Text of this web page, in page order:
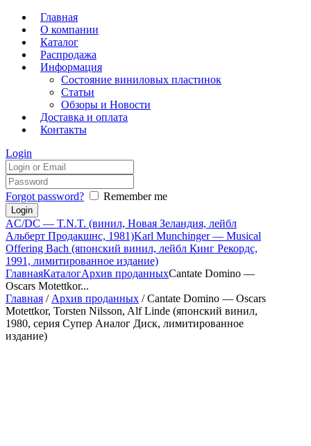
Главная
О компании
Каталог
Распродажа
Информация
Состояние виниловых пластинок
Статьи
Обзоры и Новости
Доставка и оплата
Контакты
Login
Forgot password? Remember me
AC/DC — T.N.T. (винил, Новая Зеландия, лейбл
Альберт Продакшнс, 1981)Karl Munchinger — Musical
Offering Bach (японский винил, лейбл Кинг Рекордс,
1991, лимитированное издание)
ГлавнаяКаталогАрхив проданныхCantate Domino —
Oscars Motettkor...
Главная / Архив проданных / Cantate Domino — Oscars
Motettkor, Torsten Nilsson, Alf Linde (японский винил,
1980, серия Супер Аналог Диск, лимитированное
издание)